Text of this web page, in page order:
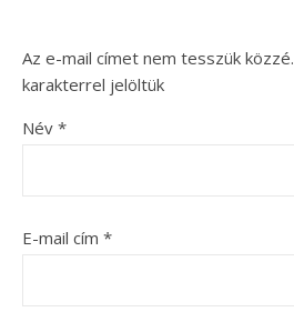
Az e-mail címet nem tesszük közzé.
karakterrel jelöltük
Név *
E-mail cím *